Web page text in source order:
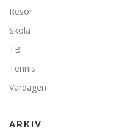
Resor
Skola
TB
Tennis
Vardagen
ARKIV